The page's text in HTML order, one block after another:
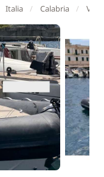
Italia Calabria Villa